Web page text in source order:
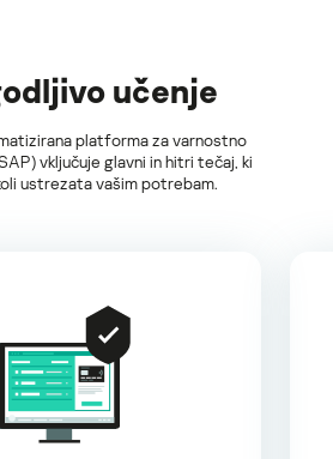
učenje
platforma za varnostno
vključuje glavni in hitri tečaj, ki
ustrezata vašim potrebam.